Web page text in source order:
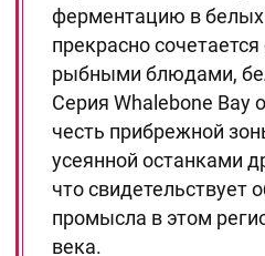
ферментацию в белых
прекрасно
рыбными блюдами,
Серия Whalebone Bay
честь прибрежной
усеянной останками
что свидетельствует
промысла в этом
века.